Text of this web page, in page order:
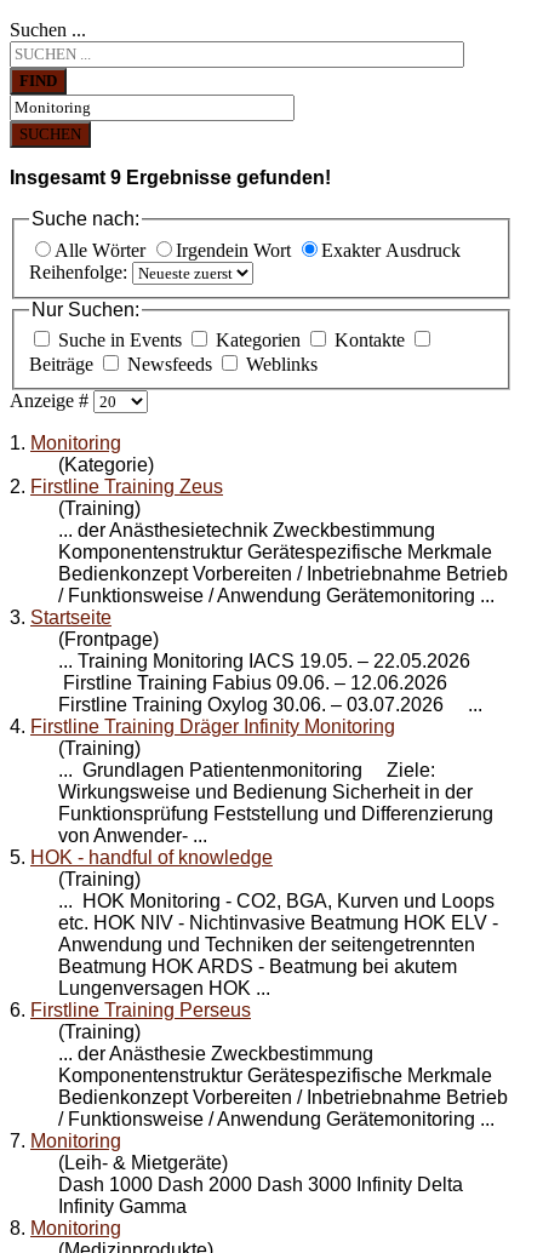
Suchen ...
FIND
SUCHEN
Insgesamt 9 Ergebnisse gefunden!
Suche nach:
Alle Wörter
Irgendein Wort
Exakter Ausdruck
Reihenfolge:
Nur Suchen:
Suche in Events
Kategorien
Kontakte
Beiträge
Newsfeeds
Weblinks
Anzeige #
1. Monitoring
(Kategorie)
2. Firstline Training Zeus
(Training)
... der Anästhesietechnik Zweckbestimmung
Komponentenstruktur Gerätespezifische Merkmale
Bedienkonzept Vorbereiten / Inbetriebnahme Betrieb
/ Funktionsweise / Anwendung Gerätemonitoring ...
3. Startseite
(Frontpage)
... Training Monitoring IACS 19.05. – 22.05.2026
Firstline Training Fabius 09.06. – 12.06.2026
Firstline Training Oxylog 30.06. – 03.07.2026 ...
4. Firstline Training Dräger Infinity Monitoring
(Training)
... Grundlagen Patientenmonitoring Ziele:
Wirkungsweise und Bedienung Sicherheit in der
Funktionsprüfung Feststellung und Differenzierung
von Anwender- ...
5. HOK - handful of knowledge
(Training)
... HOK Monitoring - CO2, BGA, Kurven und Loops
etc. HOK NIV - Nichtinvasive Beatmung HOK ELV -
Anwendung und Techniken der seitengetrennten
Beatmung HOK ARDS - Beatmung bei akutem
Lungenversagen HOK ...
6. Firstline Training Perseus
(Training)
... der Anästhesie Zweckbestimmung
Komponentenstruktur Gerätespezifische Merkmale
Bedienkonzept Vorbereiten / Inbetriebnahme Betrieb
/ Funktionsweise / Anwendung Gerätemonitoring ...
7. Monitoring
(Leih- & Mietgeräte)
Dash 1000 Dash 2000 Dash 3000 Infinity Delta
Infinity Gamma
8. Monitoring